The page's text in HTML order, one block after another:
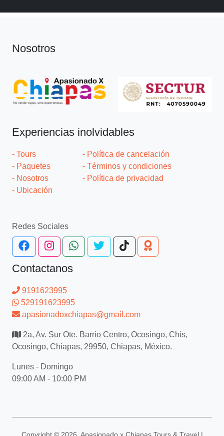
Nosotros
Experiencias inolvidables
- Tours
- Paquetes
- Nosotros
- Ubicación
- Política de cancelación
- Términos y condiciones
- Política de privacidad
Redes Sociales
Contactanos
9191623995
529191623995
apasionadoxchiapas@gmail.com
2a, Av. Sur Ote. Barrio Centro, Ocosingo, Chis,
Ocosingo, Chiapas, 29950, Chiapas, México.
Lunes - Domingo
09:00 AM - 10:00 PM